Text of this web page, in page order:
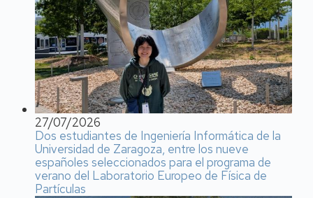
27/07/2026
Dos estudiantes de Ingeniería Informática de la
Universidad de Zaragoza, entre los nueve
españoles seleccionados para el programa de
verano del Laboratorio Europeo de Física de
Partículas